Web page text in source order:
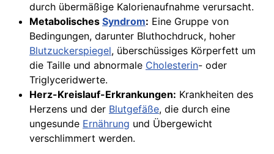
durch übermäßige Kalorienaufnahme verursacht.
Metabolisches Syndrom: Eine Gruppe von
Bedingungen, darunter Bluthochdruck, hoher
Blutzuckerspiegel, überschüssiges Körperfett um
die Taille und abnormale Cholesterin- oder
Triglyceridwerte.
Herz-Kreislauf-Erkrankungen: Krankheiten des
Herzens und der Blutgefäße, die durch eine
ungesunde Ernährung und Übergewicht
verschlimmert werden.